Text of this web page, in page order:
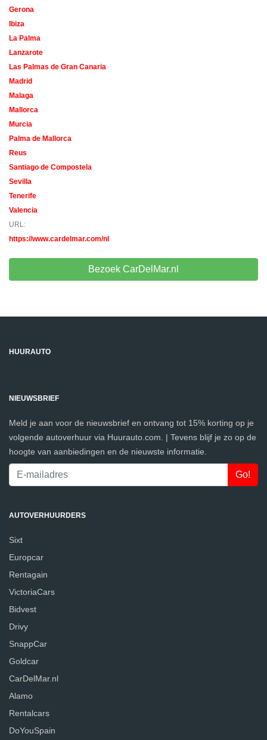
Gerona
Ibiza
La Palma
Lanzarote
Las Palmas de Gran Canaria
Madrid
Malaga
Mallorca
Murcia
Palma de Mallorca
Reus
Santiago de Compostela
Sevilla
Tenerife
Valencia
URL:
https://www.cardelmar.com/nl
Bezoek CarDelMar.nl
HUURAUTO
NIEUWSBRIEF
Meld je aan voor de nieuwsbrief en ontvang tot 15% korting op je
volgende autoverhuur via Huurauto.com. | Tevens blijf je zo op de
hoogte van aanbiedingen en de nieuwste informatie.
AUTOVERHUURDERS
Sixt
Europcar
Rentagain
VictoriaCars
Bidvest
Drivy
SnappCar
Goldcar
CarDelMar.nl
Alamo
Rentalcars
DoYouSpain